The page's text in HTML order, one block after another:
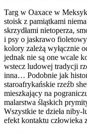
Targ w Oaxace w
stoisk z pamiątkami
skrzydłami nietoperza,
i psy o jaskrawo
kolory zależą wyłącznie
jednak nie są one wcale
wstecz ludowej tradycji
inna… Podobnie jak
staroafrykańskie rzeźb
mieszkający na
malarstwa śląskich
Wszystkie te dzieła
efekt kontaktu człowieka